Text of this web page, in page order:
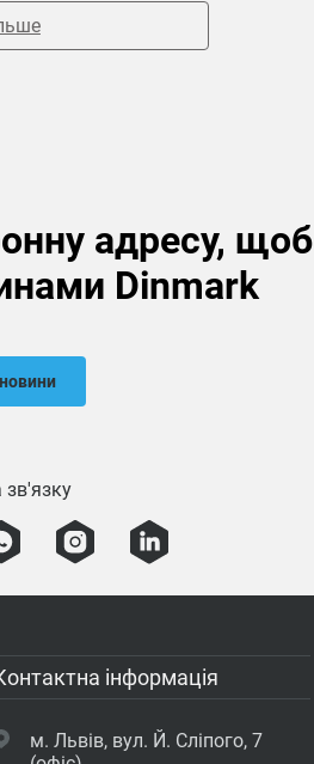
адресу, щоб
Dinmark
інформація
м. Львів, вул. Й. Сліпого, 7